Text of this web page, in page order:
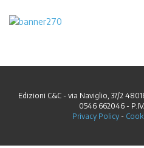
Edizioni C&C - via Naviglio, 37/2
0546 662046 -
Privacy Policy-